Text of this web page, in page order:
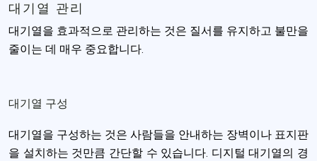
대기열 관리
대기열을 효과적으로 관리하는 것은 질서를 유지하고 불만을
줄이는 데 매우 중요합니다.
대기열 구성
대기열을 구성하는 것은 사람들을 안내하는 장벽이나 표지판
을 설치하는 것만큼 간단할 수 있습니다. 디지털 대기열의 경